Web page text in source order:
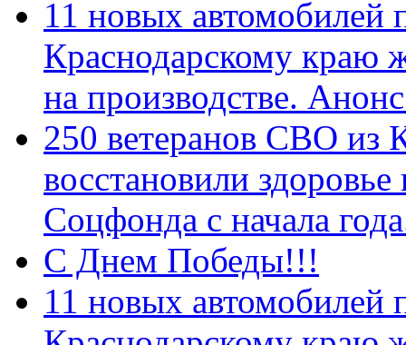
11 новых автомобилей
Краснодарскому краю
на производстве.
250 ветеранов СВО из
восстановили
Соцфонда с начала
С Днем Победы!!!
11 новых автомобилей